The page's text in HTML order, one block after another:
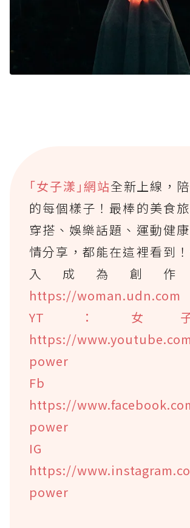
｢女子漾｣網站全新上線，
的每個樣子！最棒的美食
穿搭、娛樂話題、運動健
情分享，都能在這裡看到
入成為創作
https://woman.udn.com
YT：女
https://
power
Fb
https://
power
IG
https://
power